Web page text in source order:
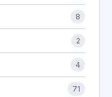
8
2
4
71